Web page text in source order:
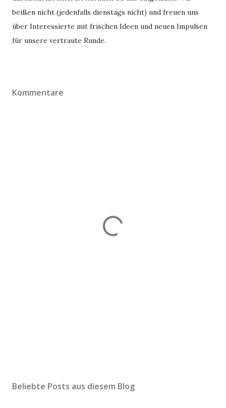
beißen nicht (jedenfalls dienstags nicht) und freuen uns
über Interessierte mit frischen Ideen und neuen Impulsen
für unsere vertraute Runde.
Kommentare
Beliebte Posts aus diesem Blog